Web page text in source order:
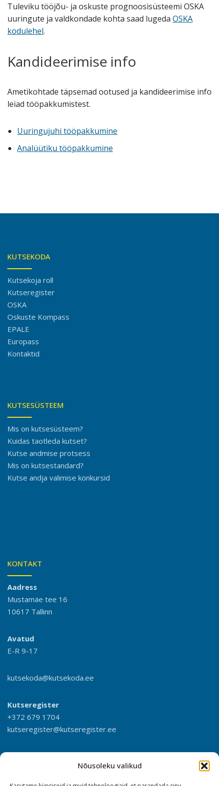
Nõusoleku valikud
Tuleviku tööjõu- ja oskuste prognoosisüsteemi OSKA
uuringute ja valdkondade kohta saad lugeda OSKA
kodulehel.
Kandideerimise info
Ametikohtade täpsemad ootused ja kandideerimise info
leiad tööpakkumistest.
Uuringujuhi tööpakkumine
Analüütiku tööpakkumine
KUTSEKODA
Kutsekoja roll
Kutseregister
OSKA
Oskuste Kompass
EPALE
Europass
Kontaktid
KUTSESÜSTEEM
Mis on kutsesüsteem?
Kuidas taotleda kutset?
Kutse andmise protsess
Mis on kutsestandard?
Kutse andja valimise konkursid
KONTAKT
Aadress
Mustamäe tee 16
10617 Tallinn
Avatud
E-R 9-17
kutsekoda@kutsekoda.ee
Kutseregister
+372 679 1704
kutseregister@kutseregister.ee